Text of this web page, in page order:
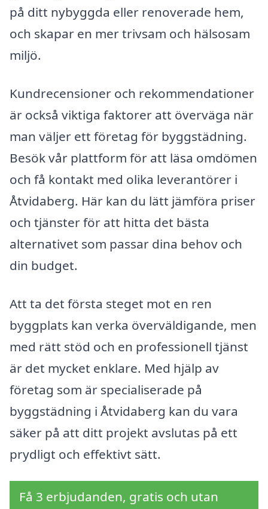
på ditt nybyggda eller renoverade hem,
och skapar en mer trivsam och hälsosam
miljö.
Kundrecensioner och rekommendationer
är också viktiga faktorer att överväga när
man väljer ett företag för byggstädning.
Besök vår plattform för att läsa omdömen
och få kontakt med olika leverantörer i
Åtvidaberg. Här kan du lätt jämföra priser
och tjänster för att hitta det bästa
alternativet som passar dina behov och
din budget.
Att ta det första steget mot en ren
byggplats kan verka överväldigande, men
med rätt stöd och en professionell tjänst
är det mycket enklare. Med hjälp av
företag som är specialiserade på
byggstädning i Åtvidaberg kan du vara
säker på att ditt projekt avslutas på ett
prydligt och effektivt sätt.
Få 3 erbjudanden, gratis och utan